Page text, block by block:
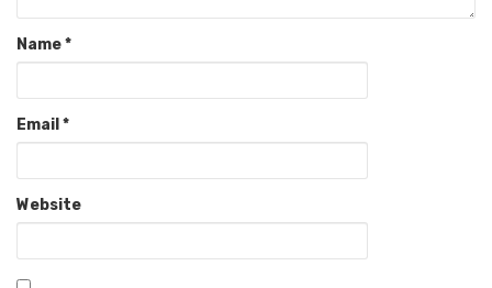
Name*
Email *
Website